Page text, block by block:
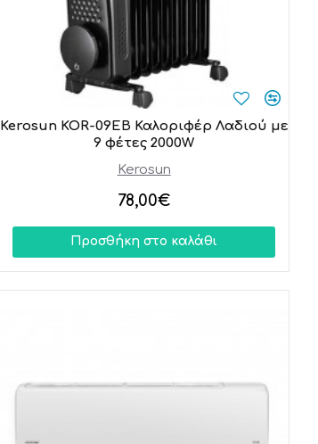
Kerosun
Kerosun KOR-09EB Καλοριφέρ Λαδιού με
9 φέτες 2000W
78,00€
Προσθήκη στο καλάθι